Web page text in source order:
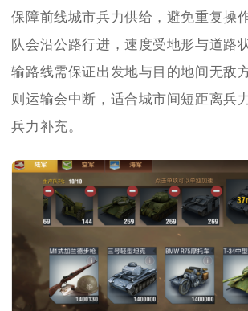
保障前线城市兵力供给，避免重复操
队会沿公路行进，速度受地形与道路
输路线需保证出发地与目的地间无敌
则运输会中断，适合城市间短距离兵
兵力补充。